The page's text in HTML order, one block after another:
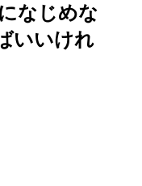
なじめな
いいけれ